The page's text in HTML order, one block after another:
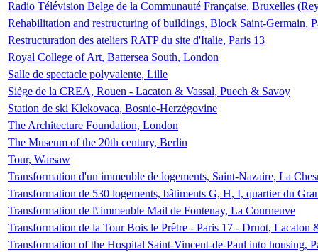
Radio Télévision Belge de la Communauté Française, Bruxelles
Rehabilitation and restructuring of buildings, Block Saint-Germain,
Restructuration des ateliers RATP du site d'Italie, Paris 13
Royal College of Art, Battersea South, London
Salle de spectacle polyvalente, Lille
Siège de la CREA, Rouen - Lacaton & Vassal, Puech & Savoy
Station de ski Klekovaca, Bosnie-Herzégovine
The Architecture Foundation, London
The Museum of the 20th century, Berlin
Tour, Warsaw
Transformation d'un immeuble de logements, Saint-Nazaire, La
Transformation de 530 logements, bâtiments G, H, I, quartier du
Transformation de l\'immeuble Mail de Fontenay, La Courneuve
Transformation de la Tour Bois le Prêtre - Paris 17 - Druot, Lacaton
Transformation of the Hospital Saint-Vincent-de-Paul into housing,